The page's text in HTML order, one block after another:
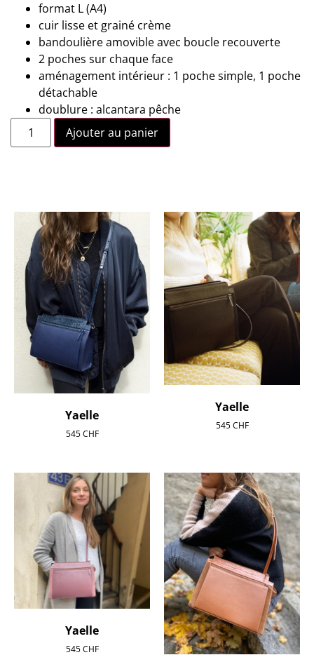
format L (A4)
cuir lisse et grainé crème
bandoulière amovible avec boucle recouverte
2 poches sur chaque face
aménagement intérieur : 1 poche simple, 1 poche
détachable
doublure : alcantara pêche
Ajouter au panier
Yaelle
545CHF
Yaelle
545CHF
Yaelle
545CHF